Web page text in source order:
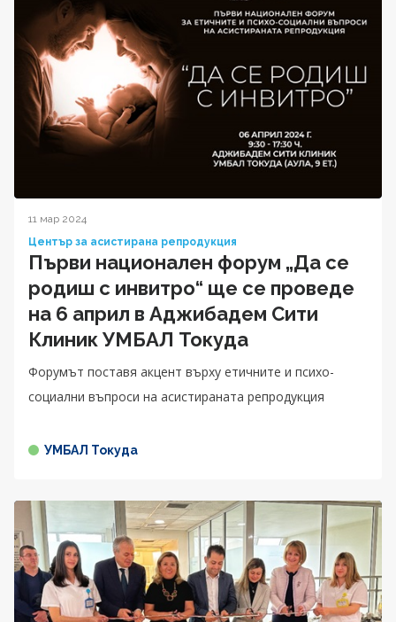
11 мар 2024
Център за асистирана репродукция
Първи национален форум „Да се
родиш с инвитро“ ще се проведе
на 6 април в Аджибадем Сити
Клиник УМБАЛ Токуда
Форумът поставя акцент върху етичните и психо-
социални въпроси на асистираната репродукция
УМБАЛ Токуда